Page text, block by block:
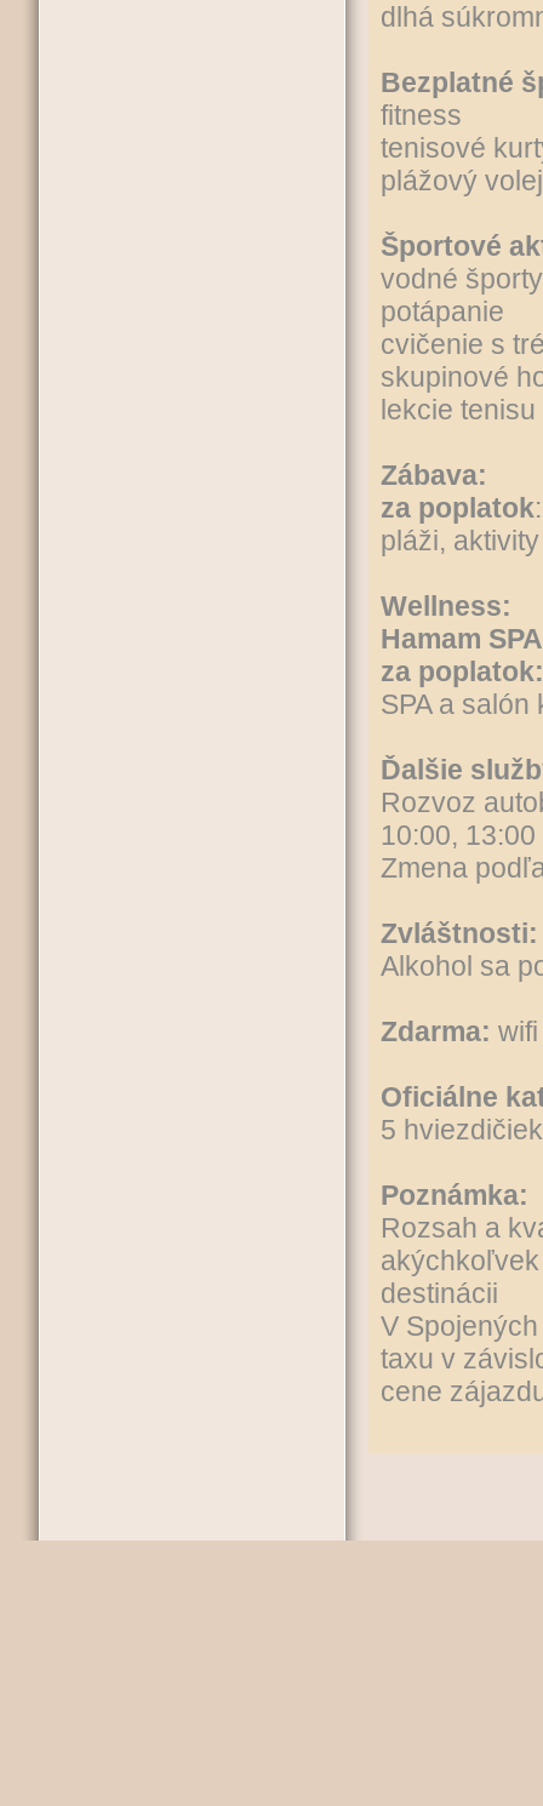
dlhá
Bezplatné
fitness
tenisové
plážový
Športové
vodné
potápanie
cvičenie s
skupinové
lekcie
Zábava:
za poplatok
pláži,
Wellness:
Hamam SPA
za
SPA a salón
Ďalšie
Rozvoz
10:00,
Zmena
Zvláštnosti:
Alkohol sa
Zdarma:
Oficiálne
5 hviezdičiek
Poznámka:
Rozsah a
destinácii
V
taxu v
cene